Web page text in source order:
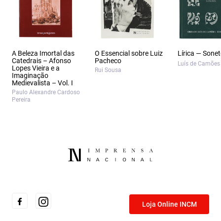
A Beleza Imortal das
Catedrais – Afonso
Lopes Vieira e a
Imaginação
Medievalista – Vol. I
Paulo Alexandre Cardoso
Pereira
O Essencial sobre Luiz
Pacheco
Rui Sousa
Lírica —
Luís de Camões
Loja Online INCM